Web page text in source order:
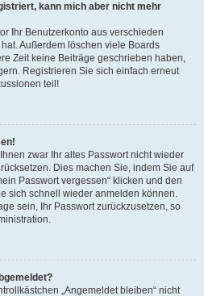
kann mich aber nicht mehr
Ihr Benutzerkonto aus verschieden
Außerdem löschen viele Boards
Zeit keine Beiträge geschrieben haben,
Registrieren Sie sich einfach erneut
teil!
zwar Ihr altes Passwort nicht wieder
Dies machen Sie, indem Sie auf
Passwort vergessen“ klicken und den
sich schnell wieder anmelden können.
sein, Ihr Passwort zurückzusetzen, so
„Angemeldet bleiben“ nicht